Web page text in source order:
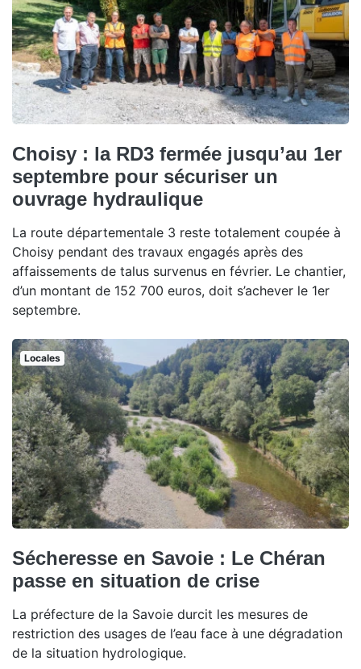
Choisy : la RD3 fermée jusqu’au 1er
septembre pour sécuriser un
ouvrage hydraulique
La route départementale 3 reste totalement coupée à
Choisy pendant des travaux engagés après des
affaissements de talus survenus en février. Le chantier,
d’un montant de 152 700 euros, doit s’achever le 1er
septembre.
Locales
Sécheresse en Savoie : Le Chéran
passe en situation de crise
La préfecture de la Savoie durcit les mesures de
restriction des usages de l’eau face à une dégradation
de la situation hydrologique.